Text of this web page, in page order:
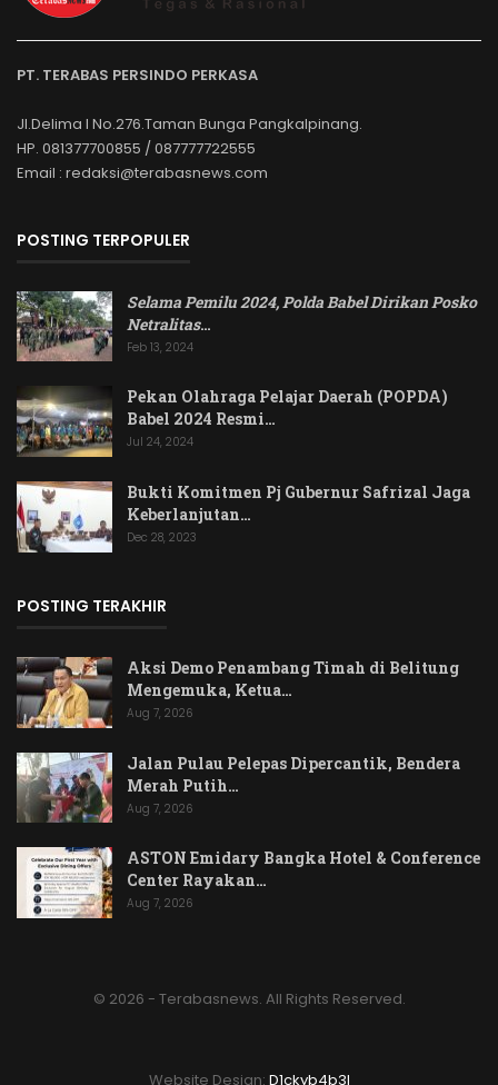
PT. TERABAS PERSINDO PERKASA
Jl.Delima I No.276.Taman Bunga Pangkalpinang.
HP. 081377700855 / 087777722555
Email : redaksi@terabasnews.com
POSTING TERPOPULER
Selama Pemilu 2024, Polda Babel Dirikan Posko
Netralitas…
Feb 13, 2024
Pekan Olahraga Pelajar Daerah (POPDA)
Babel 2024 Resmi…
Jul 24, 2024
Bukti Komitmen Pj Gubernur Safrizal Jaga
Keberlanjutan…
Dec 28, 2023
POSTING TERAKHIR
Aksi Demo Penambang Timah di Belitung
Mengemuka, Ketua…
Aug 7, 2026
Jalan Pulau Pelepas Dipercantik, Bendera
Merah Putih…
Aug 7, 2026
ASTON Emidary Bangka Hotel & Conference
Center Rayakan…
Aug 7, 2026
© 2026 - Terabasnews. All Rights Reserved.
Website Design: D1ckyb4b3l